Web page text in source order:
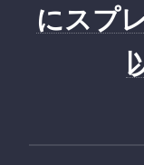
にスプ